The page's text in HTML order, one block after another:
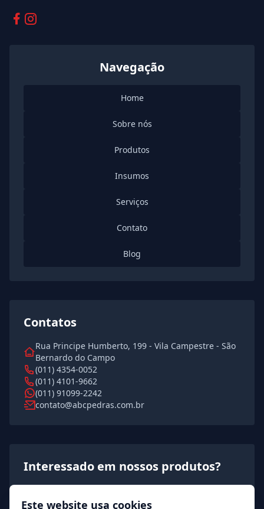
Este website usa cookies
Facebook
Navegação
Home
Sobre nós
Produtos
Insumos
Serviços
Contato
Blog
Contatos
Rua Principe Humberto, 199 - Vila Campestre - São
Bernardo do Campo
(011) 4354-0052
(011) 4101-9662
(011) 91099-2242
contato@abcpedras.com.br
Interessado em nossos produtos?